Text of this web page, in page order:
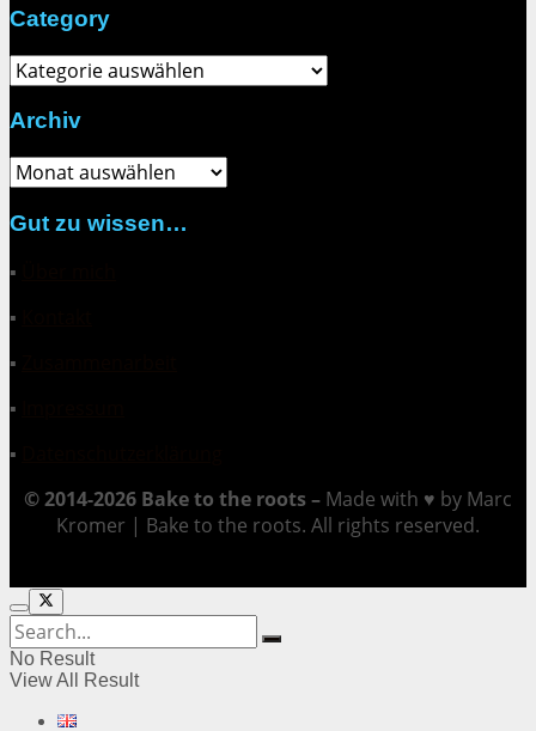
Category
Category
Archiv
Archiv
Gut zu wissen…
▪
▪
▪
▪
▪
© 2014-2026 Bake to the roots – Made with ♥ by Marc
Kromer | Bake to the roots. All rights reserved.
No Result
View All Result